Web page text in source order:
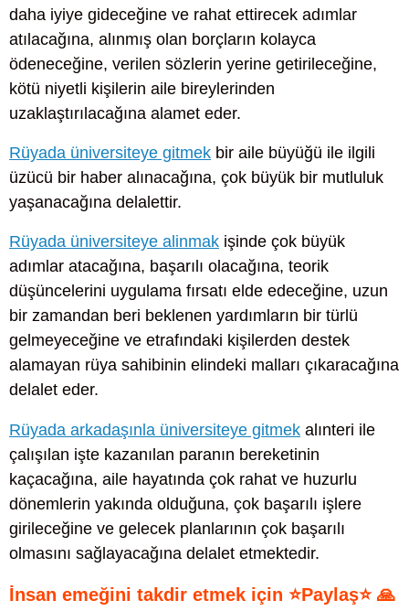
daha iyiye gideceğine ve rahat ettirecek adımlar
atılacağına, alınmış olan borçların kolayca
ödeneceğine, verilen sözlerin yerine getirileceğine,
kötü niyetli kişilerin aile bireylerinden
uzaklaştırılacağına alamet eder.
Rüyada üniversiteye gitmek bir aile büyüğü ile ilgili
üzücü bir haber alınacağına, çok büyük bir mutluluk
yaşanacağına delalettir.
Rüyada üniversiteye alinmak işinde çok büyük
adımlar atacağına, başarılı olacağına, teorik
düşüncelerini uygulama fırsatı elde edeceğine, uzun
bir zamandan beri beklenen yardımların bir türlü
gelmeyeceğine ve etrafındaki kişilerden destek
alamayan rüya sahibinin elindeki malları çıkaracağına
delalet eder.
Rüyada arkadaşınla üniversiteye gitmek alınteri ile
çalışılan işte kazanılan paranın bereketinin
kaçacağına, aile hayatında çok rahat ve huzurlu
dönemlerin yakında olduğuna, çok başarılı işlere
girileceğine ve gelecek planlarının çok başarılı
olmasını sağlayacağına delalet etmektedir.
İnsan emeğini takdir etmek için ⭐Paylaş⭐ 🙏